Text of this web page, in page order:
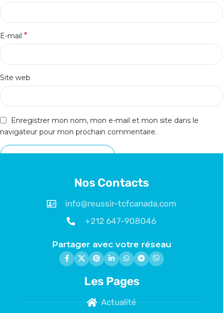
E-mail *
Site web
Enregistrer mon nom, mon e-mail et mon site dans le
navigateur pour mon prochain commentaire.
Nos Contacts
info@reussir-tcfcanada.com
+212 647-908046
Partager avec votre réseau
Les Pages
Actualité